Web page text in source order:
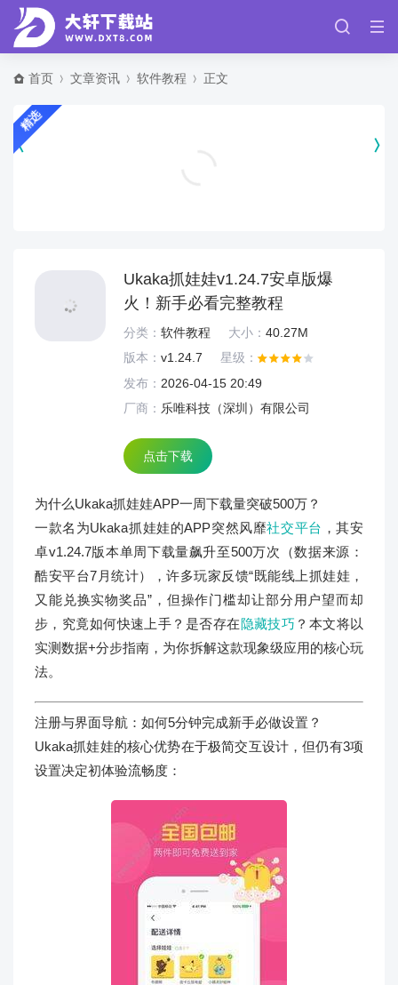
首页 文章资讯 软件教程 正文
精选
Ukaka抓娃娃v1.24.7安卓版爆
火！新手必看完整教程
分类： 软件教程 大小： 40.27M
版本： v1.24.7
星级：
发布： 2026-04-15 20:49
厂商： 乐唯科技（深圳）有限公司
点击下载
为什么Ukaka抓娃娃APP一周下载量突破500万？
一款名为Ukaka抓娃娃的APP突然风靡社交平台 ，其安
卓v1.24.7版本单周下载量飙升至500万次（数据来源：
酷安平台7月统计），许多玩家反馈“既能线上抓娃娃，
又能兑换实物奖品”，但操作门槛却让部分用户望而却
步，究竟如何快速上手？是否存在隐藏技巧 ？本文将以
实测数据+分步指南，为你拆解这款现象级应用的核心玩
法。
注册与界面导航：如何5分钟完成新手必做设置？
Ukaka抓娃娃的核心优势在于极简交互设计，但仍有3项
设置决定初体验流畅度：